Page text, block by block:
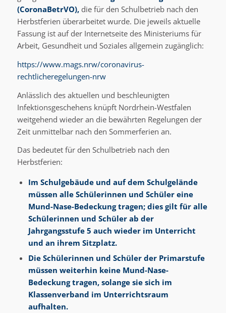
(CoronaBetrVO), die für den Schulbetrieb nach den
Herbstferien überarbeitet wurde. Die jeweils aktuelle
Fassung ist auf der Internetseite des Ministeriums für
Arbeit, Gesundheit und Soziales allgemein zugänglich:
https://www.mags.nrw/coronavirus-
rechtlicheregelungen-nrw
Anlässlich des aktuellen und beschleunigten
Infektionsgeschehens knüpft Nordrhein-Westfalen
weitgehend wieder an die bewährten Regelungen der
Zeit unmittelbar nach den Sommerferien an.
Das bedeutet für den Schulbetrieb nach den
Herbstferien:
Im Schulgebäude und auf dem Schulgelände
müssen alle Schülerinnen und Schüler eine
Mund-Nase-Bedeckung tragen; dies gilt für alle
Schülerinnen und Schüler ab der
Jahrgangsstufe 5 auch wieder im Unterricht
und an ihrem Sitzplatz.
Die Schülerinnen und Schüler der Primarstufe
müssen weiterhin keine Mund-Nase-
Bedeckung tragen, solange sie sich im
Klassenverband im Unterrichtsraum
aufhalten.